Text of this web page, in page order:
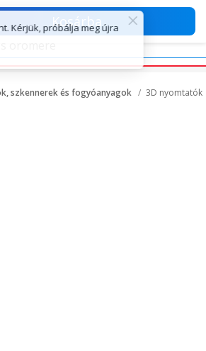
Kosárba
szkennerek és fogyóanyagok 3D nyomtatók